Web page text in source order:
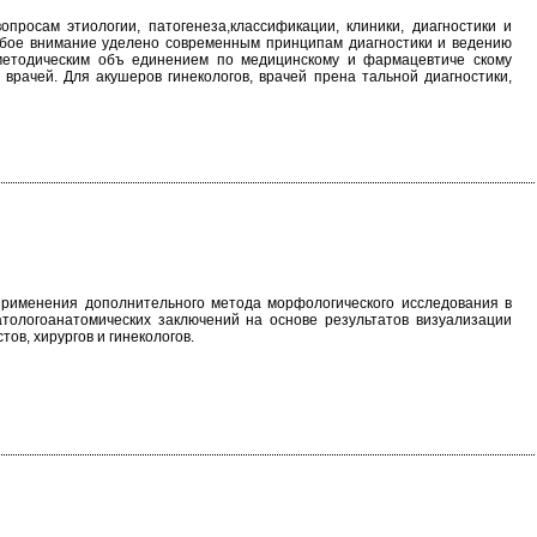
этиологии, патогенеза,классификации, клиники, диагностики и
внимание уделено современным принципам диагностики и ведению
объ единением по медицинскому и фармацевтиче скому
Для акушеров гинекологов, врачей прена тальной диагностики,
дополнительного метода морфологического исследования в
заключений на основе результатов визуализации
хирургов и гинекологов.